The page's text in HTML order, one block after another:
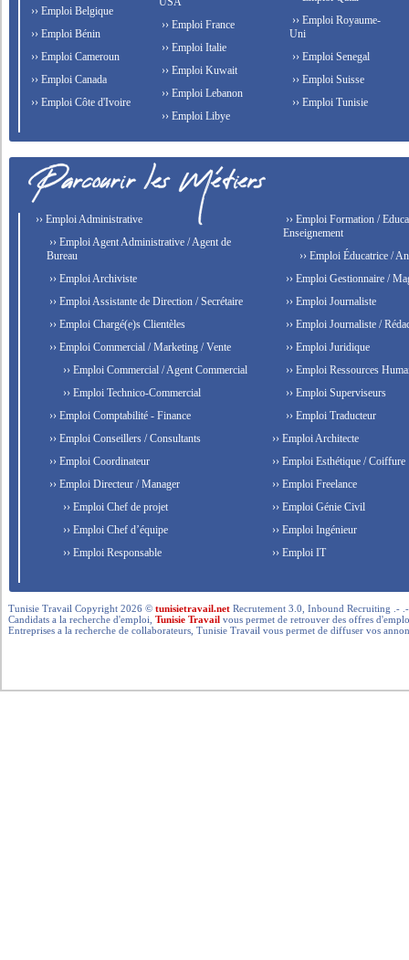
›› Emploi Belgique
›› Emploi Bénin
›› Emploi Cameroun
›› Emploi Canada
›› Emploi Côte d'Ivoire
›› Emploi France
›› Emploi Italie
›› Emploi Kuwait
›› Emploi Lebanon
›› Emploi Libye
›› Emploi Royaume-
Uni
›› Emploi Senegal
›› Emploi Suisse
›› Emploi Tunisie
›› Emploi Administrative
›› Emploi Agent Administrative / Agent de
Bureau
›› Emploi Archiviste
›› Emploi Assistante de Direction / Secrétaire
›› Emploi Chargé(e)s Clientèles
›› Emploi Commercial / Marketing / Vente
›› Emploi Commercial / Agent Commercial
›› Emploi Technico-Commercial
›› Emploi Comptabilité - Finance
›› Emploi Conseillers / Consultants
›› Emploi Coordinateur
›› Emploi Directeur / Manager
›› Emploi Chef de projet
›› Emploi Chef d’équipe
›› Emploi Responsable
›› Emploi Formation /
Enseignement
›› Emploi Éducatrice /
›› Emploi Gestionnaire /
›› Emploi Journaliste
›› Emploi Journaliste /
›› Emploi Juridique
›› Emploi Ressources
›› Emploi Superviseurs
›› Emploi Traducteur
›› Emploi Architecte
›› Emploi Esthétique / Coiffure
›› Emploi Freelance
›› Emploi Génie Civil
›› Emploi Ingénieur
›› Emploi IT
Tunisie Travail Copyright 2026 ©tunisietravail.net Recrutement 3.0, Inbound Recruiting .-
Candidats a la recherche d'emploi,Tunisie Travail vous permet de retrouver des offres
Entreprises a la recherche de collaborateurs, Tunisie Travail vous permet de diffuser vos